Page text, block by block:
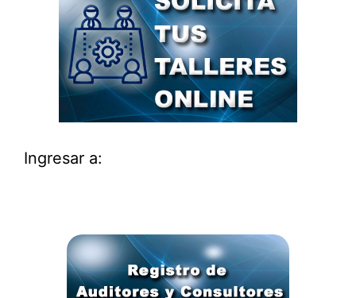
Ingresar a: